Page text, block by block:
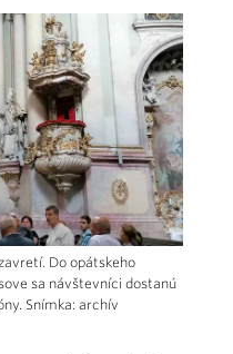
Do opátskeho
sa návštevníci dostanú
Snímka: archív